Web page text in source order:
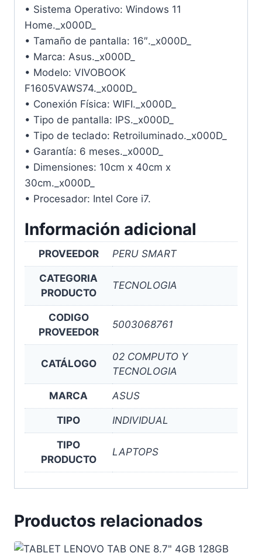
• Sistema Operativo: Windows 11
Home._x000D_
• Tamaño de pantalla: 16″._x000D_
• Marca: Asus._x000D_
• Modelo: VIVOBOOK
F1605VAWS74._x000D_
• Conexión Física: WIFI._x000D_
• Tipo de pantalla: IPS._x000D_
• Tipo de teclado: Retroiluminado._x000D_
• Garantía: 6 meses._x000D_
• Dimensiones: 10cm x 40cm x
30cm._x000D_
• Procesador: Intel Core i7.
Información adicional
PROVEEDOR PERU SMART
CATEGORIA
PRODUCTO
TECNOLOGIA
CODIGO
PROVEEDOR
5003068761
CATÁLOGO
02 COMPUTO Y
TECNOLOGIA
MARCA ASUS
TIPO INDIVIDUAL
TIPO
PRODUCTO
LAPTOPS
Productos relacionados